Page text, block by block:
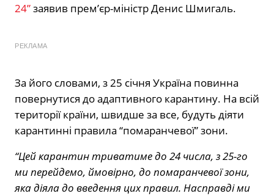
24”заявив прем’єр-міністр Денис Шмигаль.
РЕКЛАМА
За його словами, з 25 січня Україна повинна
повернутися до адаптивного карантину. На всій
території країни, швидше за все, будуть діяти
карантинні правила “помаранчевої” зони.
“Цей карантин триватиме до 24 числа, з 25-го
ми перейдемо, ймовірно, до помаранчевої зони,
яка діяла до введення цих правил. Насправді ми